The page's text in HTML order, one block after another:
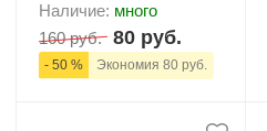
Наличие: много
160 руб. 80 руб.
- 50 % Экономия 80 руб.